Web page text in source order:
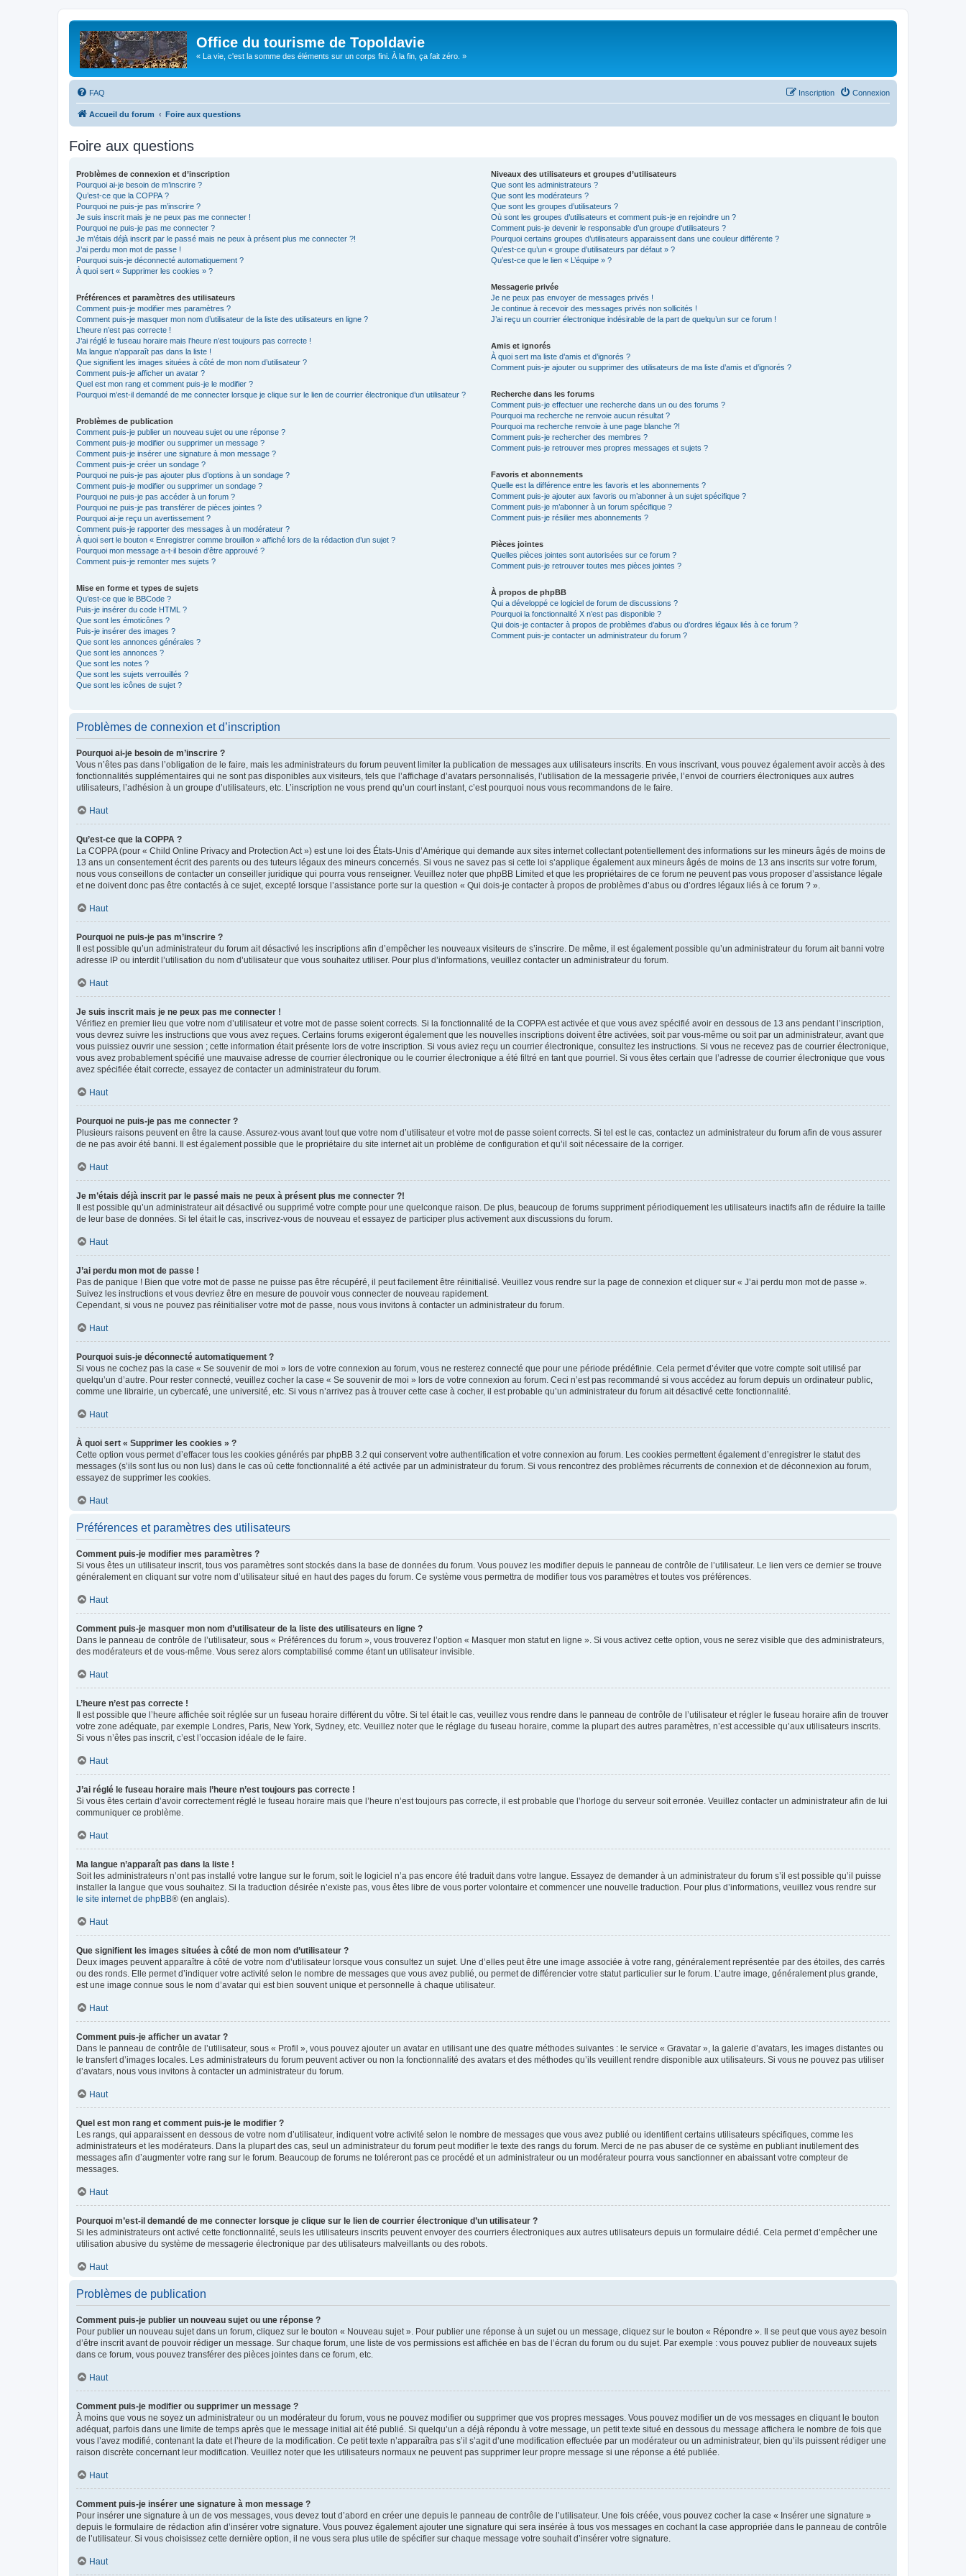
Office du tourisme de Topoldavie
« La vie, c'est la somme des éléments sur un corps fini. À la fin, ça fait zéro. »
FAQ Connexion
Inscription
Accueil du forum Foire aux questions
Foire aux questions
Problèmes de connexion et d’inscription
Pourquoi ai-je besoin de m’inscrire ?
Qu’est-ce que la COPPA ?
Pourquoi ne puis-je pas m’inscrire ?
Je suis inscrit mais je ne peux pas me connecter !
Pourquoi ne puis-je pas me connecter ?
Je m’étais déjà inscrit par le passé mais ne peux à présent plus me connecter ?!
J’ai perdu mon mot de passe !
Pourquoi suis-je déconnecté automatiquement ?
À quoi sert « Supprimer les cookies » ?
Préférences et paramètres des utilisateurs
Comment puis-je modifier mes paramètres ?
Comment puis-je masquer mon nom d’utilisateur de la liste des utilisateurs en ligne ?
L’heure n’est pas correcte !
J’ai réglé le fuseau horaire mais l’heure n’est toujours pas correcte !
Ma langue n’apparaît pas dans la liste !
Que signifient les images situées à côté de mon nom d’utilisateur ?
Comment puis-je afficher un avatar ?
Quel est mon rang et comment puis-je le modifier ?
Pourquoi m’est-il demandé de me connecter lorsque je clique sur le lien de courrier électronique d’un utilisateur ?
Problèmes de publication
Comment puis-je publier un nouveau sujet ou une réponse ?
Comment puis-je modifier ou supprimer un message ?
Comment puis-je insérer une signature à mon message ?
Comment puis-je créer un sondage ?
Pourquoi ne puis-je pas ajouter plus d’options à un sondage ?
Comment puis-je modifier ou supprimer un sondage ?
Pourquoi ne puis-je pas accéder à un forum ?
Pourquoi ne puis-je pas transférer de pièces jointes ?
Pourquoi ai-je reçu un avertissement ?
Comment puis-je rapporter des messages à un modérateur ?
À quoi sert le bouton « Enregistrer comme brouillon » affiché lors de la rédaction d’un sujet ?
Pourquoi mon message a-t-il besoin d’être approuvé ?
Comment puis-je remonter mes sujets ?
Mise en forme et types de sujets
Qu’est-ce que le BBCode ?
Puis-je insérer du code HTML ?
Que sont les émoticônes ?
Puis-je insérer des images ?
Que sont les annonces générales ?
Que sont les annonces ?
Que sont les notes ?
Que sont les sujets verrouillés ?
Que sont les icônes de sujet ?
Niveaux des utilisateurs et groupes d’utilisateurs
Que sont les administrateurs ?
Que sont les modérateurs ?
Que sont les groupes d’utilisateurs ?
Où sont les groupes d’utilisateurs et comment puis-je en rejoindre un ?
Comment puis-je devenir le responsable d’un groupe d’utilisateurs ?
Pourquoi certains groupes d’utilisateurs apparaissent dans une couleur différente ?
Qu’est-ce qu’un « groupe d’utilisateurs par défaut » ?
Qu’est-ce que le lien « L’équipe » ?
Messagerie privée
Je ne peux pas envoyer de messages privés !
Je continue à recevoir des messages privés non sollicités !
J’ai reçu un courrier électronique indésirable de la part de quelqu’un sur ce forum !
Amis et ignorés
À quoi sert ma liste d’amis et d’ignorés ?
Comment puis-je ajouter ou supprimer des utilisateurs de ma liste d’amis et d’ignorés ?
Recherche dans les forums
Comment puis-je effectuer une recherche dans un ou des forums ?
Pourquoi ma recherche ne renvoie aucun résultat ?
Pourquoi ma recherche renvoie à une page blanche ?!
Comment puis-je rechercher des membres ?
Comment puis-je retrouver mes propres messages et sujets ?
Favoris et abonnements
Quelle est la différence entre les favoris et les abonnements ?
Comment puis-je ajouter aux favoris ou m’abonner à un sujet spécifique ?
Comment puis-je m’abonner à un forum spécifique ?
Comment puis-je résilier mes abonnements ?
Pièces jointes
Quelles pièces jointes sont autorisées sur ce forum ?
Comment puis-je retrouver toutes mes pièces jointes ?
À propos de phpBB
Qui a développé ce logiciel de forum de discussions ?
Pourquoi la fonctionnalité X n’est pas disponible ?
Qui dois-je contacter à propos de problèmes d’abus ou d’ordres légaux liés à ce forum ?
Comment puis-je contacter un administrateur du forum ?
Problèmes de connexion et d’inscription
Pourquoi ai-je besoin de m’inscrire ?
Vous n’êtes pas dans l’obligation de le faire, mais les administrateurs du forum peuvent limiter la publication de messages aux utilisateurs inscrits. En vous inscrivant, vous pouvez également avoir accès à des
fonctionnalités supplémentaires qui ne sont pas disponibles aux visiteurs, tels que l’affichage d’avatars personnalisés, l’utilisation de la messagerie privée, l’envoi de courriers électroniques aux autres
utilisateurs, l’adhésion à un groupe d’utilisateurs, etc. L’inscription ne vous prend qu’un court instant, c’est pourquoi nous vous recommandons de le faire.
Haut
Qu’est-ce que la COPPA ?
La COPPA (pour « Child Online Privacy and Protection Act ») est une loi des États-Unis d’Amérique qui demande aux sites internet collectant potentiellement des informations sur les mineurs âgés de moins de
13 ans un consentement écrit des parents ou des tuteurs légaux des mineurs concernés. Si vous ne savez pas si cette loi s’applique également aux mineurs âgés de moins de 13 ans inscrits sur votre forum,
nous vous conseillons de contacter un conseiller juridique qui pourra vous renseigner. Veuillez noter que phpBB Limited et que les propriétaires de ce forum ne peuvent pas vous proposer d’assistance légale
et ne doivent donc pas être contactés à ce sujet, excepté lorsque l’assistance porte sur la question « Qui dois-je contacter à propos de problèmes d’abus ou d’ordres légaux liés à ce forum ? ».
Haut
Pourquoi ne puis-je pas m’inscrire ?
Il est possible qu’un administrateur du forum ait désactivé les inscriptions afin d’empêcher les nouveaux visiteurs de s’inscrire. De même, il est également possible qu’un administrateur du forum ait banni votre
adresse IP ou interdit l’utilisation du nom d’utilisateur que vous souhaitez utiliser. Pour plus d’informations, veuillez contacter un administrateur du forum.
Haut
Je suis inscrit mais je ne peux pas me connecter !
Vérifiez en premier lieu que votre nom d’utilisateur et votre mot de passe soient corrects. Si la fonctionnalité de la COPPA est activée et que vous avez spécifié avoir en dessous de 13 ans pendant l’inscription,
vous devrez suivre les instructions que vous avez reçues. Certains forums exigeront également que les nouvelles inscriptions doivent être activées, soit par vous-même ou soit par un administrateur, avant que
vous puissiez ouvrir une session ; cette information était présente lors de votre inscription. Si vous aviez reçu un courrier électronique, consultez les instructions. Si vous ne recevez pas de courrier électronique,
vous avez probablement spécifié une mauvaise adresse de courrier électronique ou le courrier électronique a été filtré en tant que pourriel. Si vous êtes certain que l’adresse de courrier électronique que vous
avez spécifiée était correcte, essayez de contacter un administrateur du forum.
Haut
Pourquoi ne puis-je pas me connecter ?
Plusieurs raisons peuvent en être la cause. Assurez-vous avant tout que votre nom d’utilisateur et votre mot de passe soient corrects. Si tel est le cas, contactez un administrateur du forum afin de vous assurer
de ne pas avoir été banni. Il est également possible que le propriétaire du site internet ait un problème de configuration et qu’il soit nécessaire de la corriger.
Haut
Je m’étais déjà inscrit par le passé mais ne peux à présent plus me connecter ?!
Il est possible qu’un administrateur ait désactivé ou supprimé votre compte pour une quelconque raison. De plus, beaucoup de forums suppriment périodiquement les utilisateurs inactifs afin de réduire la taille
de leur base de données. Si tel était le cas, inscrivez-vous de nouveau et essayez de participer plus activement aux discussions du forum.
Haut
J’ai perdu mon mot de passe !
Pas de panique ! Bien que votre mot de passe ne puisse pas être récupéré, il peut facilement être réinitialisé. Veuillez vous rendre sur la page de connexion et cliquer sur « J’ai perdu mon mot de passe ».
Suivez les instructions et vous devriez être en mesure de pouvoir vous connecter de nouveau rapidement.
Cependant, si vous ne pouvez pas réinitialiser votre mot de passe, nous vous invitons à contacter un administrateur du forum.
Haut
Pourquoi suis-je déconnecté automatiquement ?
Si vous ne cochez pas la case « Se souvenir de moi » lors de votre connexion au forum, vous ne resterez connecté que pour une période prédéfinie. Cela permet d’éviter que votre compte soit utilisé par
quelqu’un d’autre. Pour rester connecté, veuillez cocher la case « Se souvenir de moi » lors de votre connexion au forum. Ceci n’est pas recommandé si vous accédez au forum depuis un ordinateur public,
comme une librairie, un cybercafé, une université, etc. Si vous n’arrivez pas à trouver cette case à cocher, il est probable qu’un administrateur du forum ait désactivé cette fonctionnalité.
Haut
À quoi sert « Supprimer les cookies » ?
Cette option vous permet d’effacer tous les cookies générés par phpBB 3.2 qui conservent votre authentification et votre connexion au forum. Les cookies permettent également d’enregistrer le statut des
messages (s’ils sont lus ou non lus) dans le cas où cette fonctionnalité a été activée par un administrateur du forum. Si vous rencontrez des problèmes récurrents de connexion et de déconnexion au forum,
essayez de supprimer les cookies.
Haut
Préférences et paramètres des utilisateurs
Comment puis-je modifier mes paramètres ?
Si vous êtes un utilisateur inscrit, tous vos paramètres sont stockés dans la base de données du forum. Vous pouvez les modifier depuis le panneau de contrôle de l’utilisateur. Le lien vers ce dernier se trouve
généralement en cliquant sur votre nom d’utilisateur situé en haut des pages du forum. Ce système vous permettra de modifier tous vos paramètres et toutes vos préférences.
Haut
Comment puis-je masquer mon nom d’utilisateur de la liste des utilisateurs en ligne ?
Dans le panneau de contrôle de l’utilisateur, sous « Préférences du forum », vous trouverez l’option « Masquer mon statut en ligne ». Si vous activez cette option, vous ne serez visible que des administrateurs,
des modérateurs et de vous-même. Vous serez alors comptabilisé comme étant un utilisateur invisible.
Haut
L’heure n’est pas correcte !
Il est possible que l’heure affichée soit réglée sur un fuseau horaire différent du vôtre. Si tel était le cas, veuillez vous rendre dans le panneau de contrôle de l’utilisateur et régler le fuseau horaire afin de trouver
votre zone adéquate, par exemple Londres, Paris, New York, Sydney, etc. Veuillez noter que le réglage du fuseau horaire, comme la plupart des autres paramètres, n’est accessible qu’aux utilisateurs inscrits.
Si vous n’êtes pas inscrit, c’est l’occasion idéale de le faire.
Haut
J’ai réglé le fuseau horaire mais l’heure n’est toujours pas correcte !
Si vous êtes certain d’avoir correctement réglé le fuseau horaire mais que l’heure n’est toujours pas correcte, il est probable que l’horloge du serveur soit erronée. Veuillez contacter un administrateur afin de lui
communiquer ce problème.
Haut
Ma langue n’apparaît pas dans la liste !
Soit les administrateurs n’ont pas installé votre langue sur le forum, soit le logiciel n’a pas encore été traduit dans votre langue. Essayez de demander à un administrateur du forum s’il est possible qu’il puisse
installer la langue que vous souhaitez. Si la traduction désirée n’existe pas, vous êtes libre de vous porter volontaire et commencer une nouvelle traduction. Pour plus d’informations, veuillez vous rendre sur
le site internet de phpBB® (en anglais).
Haut
Que signifient les images situées à côté de mon nom d’utilisateur ?
Deux images peuvent apparaître à côté de votre nom d’utilisateur lorsque vous consultez un sujet. Une d’elles peut être une image associée à votre rang, généralement représentée par des étoiles, des carrés
ou des ronds. Elle permet d’indiquer votre activité selon le nombre de messages que vous avez publié, ou permet de différencier votre statut particulier sur le forum. L’autre image, généralement plus grande,
est une image connue sous le nom d’avatar qui est bien souvent unique et personnelle à chaque utilisateur.
Haut
Comment puis-je afficher un avatar ?
Dans le panneau de contrôle de l’utilisateur, sous « Profil », vous pouvez ajouter un avatar en utilisant une des quatre méthodes suivantes : le service « Gravatar », la galerie d’avatars, les images distantes ou
le transfert d’images locales. Les administrateurs du forum peuvent activer ou non la fonctionnalité des avatars et des méthodes qu’ils veuillent rendre disponible aux utilisateurs. Si vous ne pouvez pas utiliser
d’avatars, nous vous invitons à contacter un administrateur du forum.
Haut
Quel est mon rang et comment puis-je le modifier ?
Les rangs, qui apparaissent en dessous de votre nom d’utilisateur, indiquent votre activité selon le nombre de messages que vous avez publié ou identifient certains utilisateurs spécifiques, comme les
administrateurs et les modérateurs. Dans la plupart des cas, seul un administrateur du forum peut modifier le texte des rangs du forum. Merci de ne pas abuser de ce système en publiant inutilement des
messages afin d’augmenter votre rang sur le forum. Beaucoup de forums ne toléreront pas ce procédé et un administrateur ou un modérateur pourra vous sanctionner en abaissant votre compteur de
messages.
Haut
Pourquoi m’est-il demandé de me connecter lorsque je clique sur le lien de courrier électronique d’un utilisateur ?
Si les administrateurs ont activé cette fonctionnalité, seuls les utilisateurs inscrits peuvent envoyer des courriers électroniques aux autres utilisateurs depuis un formulaire dédié. Cela permet d’empêcher une
utilisation abusive du système de messagerie électronique par des utilisateurs malveillants ou des robots.
Haut
Problèmes de publication
Comment puis-je publier un nouveau sujet ou une réponse ?
Pour publier un nouveau sujet dans un forum, cliquez sur le bouton « Nouveau sujet ». Pour publier une réponse à un sujet ou un message, cliquez sur le bouton « Répondre ». Il se peut que vous ayez besoin
d’être inscrit avant de pouvoir rédiger un message. Sur chaque forum, une liste de vos permissions est affichée en bas de l’écran du forum ou du sujet. Par exemple : vous pouvez publier de nouveaux sujets
dans ce forum, vous pouvez transférer des pièces jointes dans ce forum, etc.
Haut
Comment puis-je modifier ou supprimer un message ?
À moins que vous ne soyez un administrateur ou un modérateur du forum, vous ne pouvez modifier ou supprimer que vos propres messages. Vous pouvez modifier un de vos messages en cliquant le bouton
adéquat, parfois dans une limite de temps après que le message initial ait été publié. Si quelqu’un a déjà répondu à votre message, un petit texte situé en dessous du message affichera le nombre de fois que
vous l’avez modifié, contenant la date et l’heure de la modification. Ce petit texte n’apparaîtra pas s’il s’agit d’une modification effectuée par un modérateur ou un administrateur, bien qu’ils puissent rédiger une
raison discrète concernant leur modification. Veuillez noter que les utilisateurs normaux ne peuvent pas supprimer leur propre message si une réponse a été publiée.
Haut
Comment puis-je insérer une signature à mon message ?
Pour insérer une signature à un de vos messages, vous devez tout d’abord en créer une depuis le panneau de contrôle de l’utilisateur. Une fois créée, vous pouvez cocher la case « Insérer une signature »
depuis le formulaire de rédaction afin d’insérer votre signature. Vous pouvez également ajouter une signature qui sera insérée à tous vos messages en cochant la case appropriée dans le panneau de contrôle
de l’utilisateur. Si vous choisissez cette dernière option, il ne vous sera plus utile de spécifier sur chaque message votre souhait d’insérer votre signature.
Haut